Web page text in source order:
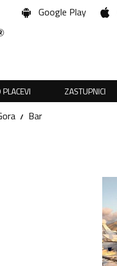
Google Play
ZASTUPNICI
Bar